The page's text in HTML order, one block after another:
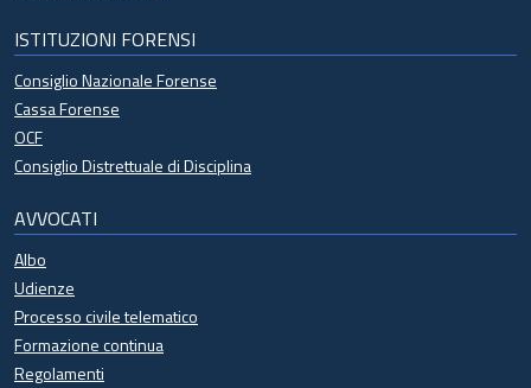
ISTITUZIONI FORENSI
Consiglio Nazionale Forense
Cassa Forense
OCF
Consiglio Distrettuale di Disciplina
AVVOCATI
Albo
Udienze
Processo civile telematico
Formazione continua
Regolamenti